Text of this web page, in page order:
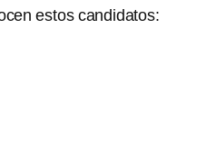
estos candidatos: